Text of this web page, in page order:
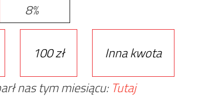
8%
100 zł
Inna kwota
nas tym miesiącu: Tutaj